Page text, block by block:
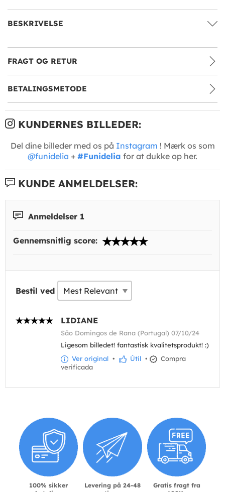
BESKRIVELSE
FRAGT OG RETUR
BETALINGSMETODE
KUNDERNES BILLEDER:
Del dine billeder med os på Instagram ! Mærk os som
@funidelia + #Funidelia for at dukke op her.
KUNDE ANMELDELSER:
Anmeldelser 1
Gennemsnitlig score:
Bestil ved
LIDIANE
São Domingos de Rana (Portugal) 07/10/24
Ligesom billedet! fantastisk kvalitetsprodukt! :)
Ver original • Útil •
Compra
verificada
100% sikker
Levering på 24-48
Gratis fragt fra